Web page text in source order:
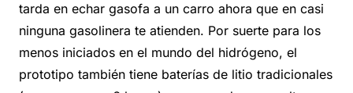
tarda en echar gasofa a un carro ahora que en casi
ninguna gasolinera te atienden. Por suerte para los
menos iniciados en el mundo del hidrógeno, el
prototipo también tiene baterías de litio tradicionales